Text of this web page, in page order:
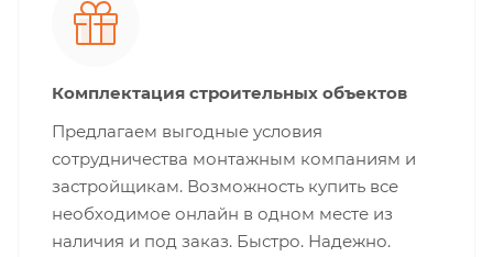
Комплектация строительных объектов
Предлагаем выгодные условия
сотрудничества монтажным компаниям и
застройщикам. Возможность купить все
необходимое онлайн в одном месте из
наличия и под заказ. Быстро. Надежно.